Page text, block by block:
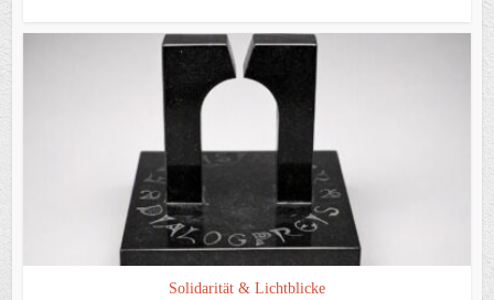
Solidarität & Lichtblicke